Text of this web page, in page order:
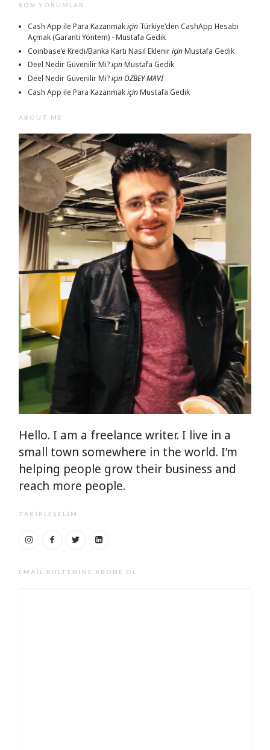
SON YORUMLAR
Cash App ile Para Kazanmakiçin Türkiye'den CashApp Hesabı
Açmak (Garanti Yöntem) - Mustafa Gedik
Coinbase’e Kredi/Banka Kartı Nasıl EkleniriçinMustafa Gedik
Deel Nedir Güvenilir Mi?içinMustafa Gedik
Deel Nedir Güvenilir Mi?içinÖZBEY MAVİ
Cash App ile Para KazanmakiçinMustafa Gedik
ABOUT ME
Hello. I am a freelance writer. I live in a
small town somewhere in the world. I’m
helping people grow their business and
reach more people.
TAKIPLEŞELIM
EMAIL BÜLTENINE ABONE OL